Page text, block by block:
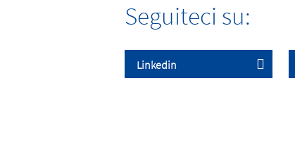
Seguiteci su: